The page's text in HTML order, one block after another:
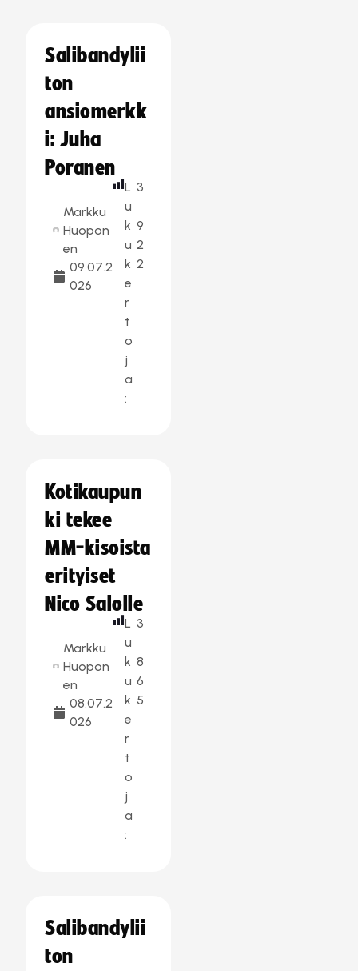
Salibandylii
ton
ansiomerkk
i: Juha
Poranen
Markku
Huopon
en
09.07.2
026
L
u
k
u
k
e
r
t
o
j
a
:
3
9
2
2
Kotikaupun
ki tekee
MM-kisoista
erityiset
Nico Salolle
Markku
Huopon
en
08.07.2
026
L
u
k
u
k
e
r
t
o
j
a
:
3
8
6
5
Salibandylii
ton